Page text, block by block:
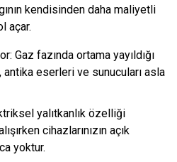
kendisinden daha maliyetli
açar.
Gaz fazında ortama yayıldığı
antika eserleri ve sunucuları asla
yalıtkanlık özelliği
cihazlarınızın açık
yoktur.